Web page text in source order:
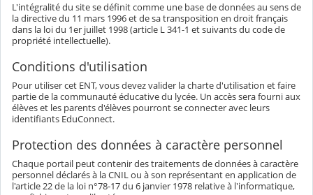
L'intégralité du site se définit comme une base de données au sens de
la directive du 11 mars 1996 et de sa transposition en droit français
dans la loi du 1er juillet 1998 (article L 341-1 et suivants du code de
propriété intellectuelle).
Conditions d'utilisation
Pour utiliser cet ENT, vous devez valider la charte d'utilisation et faire
partie de la communauté éducative du lycée. Un accès sera fourni aux
élèves et les parents d'élèves pourront se connecter avec leurs
identifiants EduConnect.
Protection des données à caractère personnel
Chaque portail peut contenir des traitements de données à caractère
personnel déclarés à la CNIL ou à son représentant en application de
l'article 22 de la loi n°78-17 du 6 janvier 1978 relative à l'informatique,